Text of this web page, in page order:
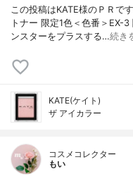
この投稿はKATE様のＰＲで
トナー 限定1色＜色番＞EX-
ンスターをプラスする…続き
KATE(ケイト)
ザ アイカラー
コスメコレクター
もい